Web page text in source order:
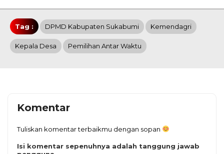
Tag : DPMD Kabupaten Sukabumi Kemendagri
Kepala Desa Pemilihan Antar Waktu
Komentar
Tuliskan komentar terbaikmu dengan sopan
Isi komentar sepenuhnya adalah tanggung jawab